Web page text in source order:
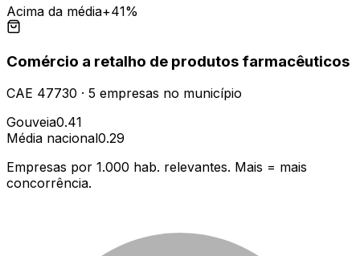
Acima da média+41%
Comércio a retalho de produtos farmacêuticos
CAE 47730 · 5 empresas no município
Gouveia0.41
Média nacional0.29
Empresas por 1.000 hab. relevantes. Mais = mais
concorrência.